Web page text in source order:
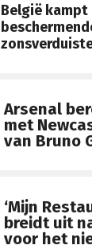
België
Arsenal
met
van Bruno
‘Mijn
breidt uit
voor het